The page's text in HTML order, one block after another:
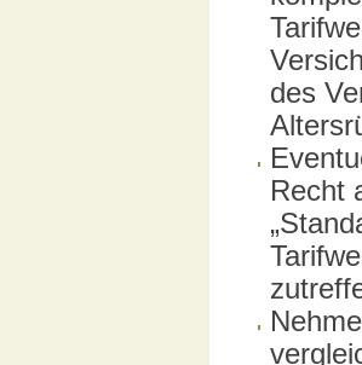
des
Recht